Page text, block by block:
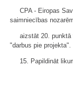
CPA - Eiropas
saimniecības
aizstāt 20. punktā
"darbus pie projekta".
15. Papildināt